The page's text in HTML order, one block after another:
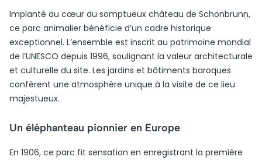
Implanté au cœur du somptueux château de Schönbrunn,
ce parc animalier bénéficie d’un cadre historique
exceptionnel. L’ensemble est inscrit au patrimoine mondial
de l’UNESCO depuis 1996, soulignant la valeur architecturale
et culturelle du site. Les jardins et bâtiments baroques
confèrent une atmosphère unique à la visite de ce lieu
majestueux.
Un éléphanteau pionnier en Europe
En 1906, ce parc fit sensation en enregistrant la première